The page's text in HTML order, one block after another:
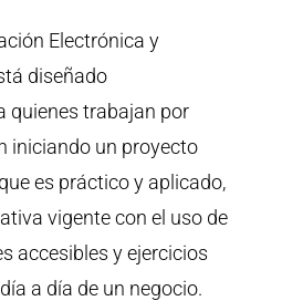
Electrónica y
diseñado
quienes trabajan por
iniciando un proyecto
es práctico y aplicado,
vigente con el uso de
accesibles y ejercicios
a día de un negocio.